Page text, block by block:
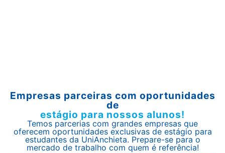
Empresas parceiras com oportunidades
de
estágio para nossos alunos!
Temos parcerias com grandes empresas que
oferecem oportunidades exclusivas de estágio para
estudantes da UniAnchieta. Prepare-se para o
mercado de trabalho com quem é referência!